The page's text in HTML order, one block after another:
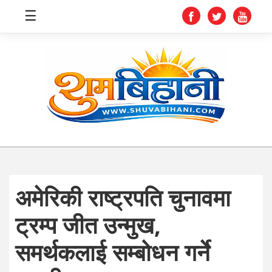
स्वास्थ्य
शिक्षा
संघीय
प्रविधि
जीवनशैली
☰
अमेरिकी राष्ट्रपति चुनावमा
ट्रम्प जीत उन्मुख,
समर्थकलाई सम्बोधन गर्ने